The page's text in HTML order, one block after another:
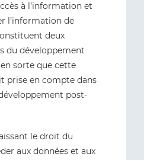
à l’information et
l’information de
deux
du développement
sorte que cette
prise en compte dans
post-
le droit du
aux données et aux